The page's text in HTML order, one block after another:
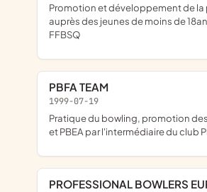
Promotion et développement de la pratique du bowling
auprès des jeunes de moins de
FFBSQ
PBFA TEAM
1999-07-19
Pratique du bowling, promotion des associations PBFA
et PBEA par l'intermédiaire du club
PROFESSIONAL BOWLERS EUROPEAN